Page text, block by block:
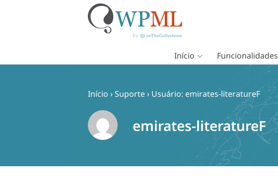
Início Funcionalidades
Início ›Suporte› Usuário: emirates-literatureF
emirates-literatureF